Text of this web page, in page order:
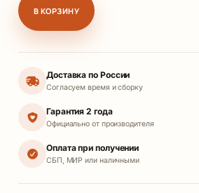
В КОРЗИНУ
Доставка по России
Согласуем время и сборку
Гарантия 2 года
Официально от производителя
Оплата при получении
СБП, МИР или наличными